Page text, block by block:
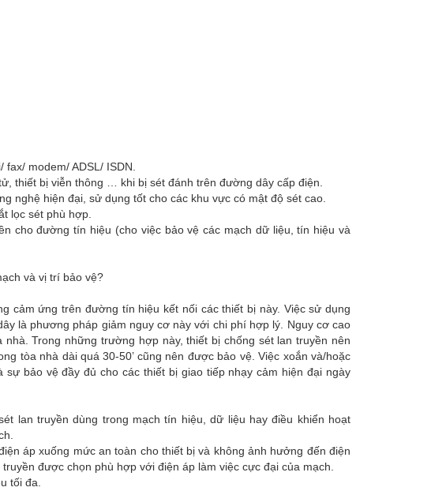
modem/ ADSL/ ISDN.
thiết bị viễn thông … khi bị sét đánh trên đường dây cấp điện.
nghệ hiện đại, sử dụng tốt cho các khu vực có mật độ sét cao.
lọc sét phù hợp.
cho đường tín hiệu (cho việc bảo vệ các mạch dữ liệu, tín hiệu và
và vị trí bảo vệ?
cảm ứng trên đường tín hiệu kết nối các thiết bị này. Việc sử dụng
là phương pháp giảm nguy cơ này với chi phí hợp lý. Nguy cơ cao
Trong những trường hợp này, thiết bị chống sét lan truyền nên
tòa nhà dài quá 30-50’ cũng nên được bảo vệ. Việc xoắn và/hoặc
bảo vệ đầy đủ cho các thiết bị giao tiếp nhạy cảm hiện đại ngày
lan truyền dùng trong mạch tín hiệu, dữ liệu hay điều khiển hoạt
áp xuống mức an toàn cho thiết bị và không ảnh hưởng đến điện
được chọn phù hợp với điện áp làm việc cực đại của mạch.
tối đa.